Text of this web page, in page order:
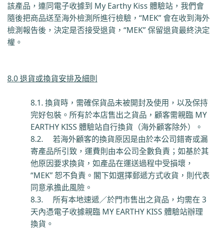
該產品，連同電子收據到 My Earthy Kiss 體驗站，我們會
隨後把商品送至海外檢測所進行檢驗， “MEK”會在收到海外
檢測報告後，決定是否接受退貨， “MEK”保留退貨最終決定
權。
8.0 退貨或換貨安排及細則
8.1. 換貨時，需確保貨品未被開封及使用，以及保持
完好包裝。所有於本店售出之貨品，顧客需親臨 MY
EARTHY KISS 體驗站自行換貨（海外顧客除外）。
8.2.
若海外顧客的換貨原因是由於本公司錯寄或漏
寄產品所引致，運費則由本公司全數負責；如基於其
他原因要求換貨，如產品在運送過程中受損壞，
“MEK”恕不負責。 閣下如選擇郵遞方式收貨，則代表
同意承擔此風險。
8.3.
所有本地速遞／於門市售出之貨品，均需在 3
天內憑電子收據親臨 MY EARTHY KISS 體驗站辦理
換貨。